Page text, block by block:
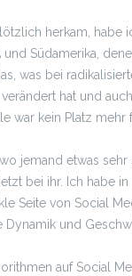
herkam, habe
und Südamerika,
was bei
hat und
war kein Platz mehr
jemand etwas
bei ihr. Ich habe
Seite von Social
und
auf Social